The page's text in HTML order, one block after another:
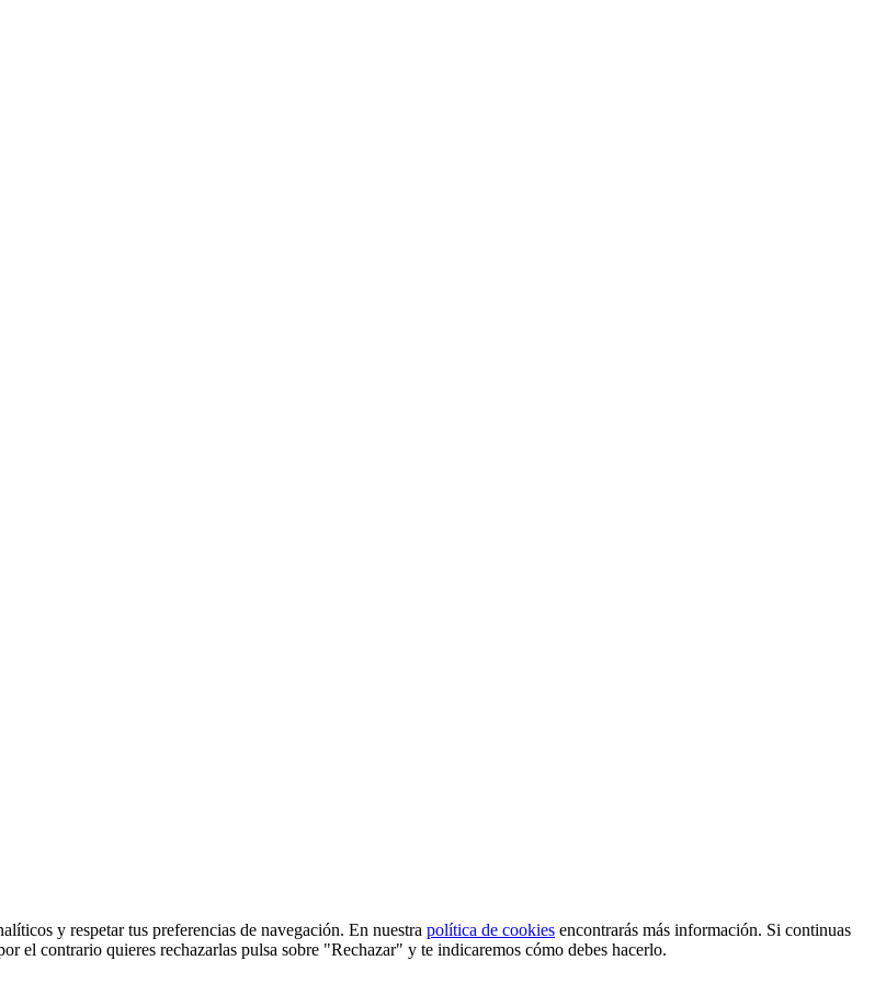
y respetar tus preferencias de navegación. En nuestra política de cookies encontrarás más información. Si continuas
el contrario quieres rechazarlas pulsa sobre "Rechazar" y te indicaremos cómo debes hacerlo.